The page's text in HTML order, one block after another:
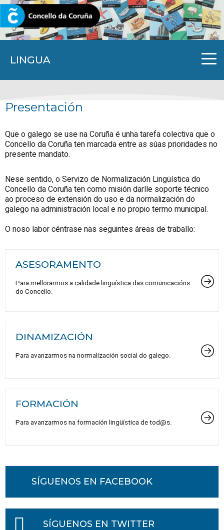
LINGUA
CORUNA.GAL
Presentación
Que o galego se use na Coruña é unha tarefa colectiva que o
Concello da Coruña ten marcada entre as súas prioridades no
presente mandato.
Nese sentido, o Servizo de Normalización Lingüística do
Concello da Coruña ten como misión darlle soporte técnico
ao proceso de extensión do uso e da normalización do
galego na administración local e no propio termo municipal.
O noso labor céntrase nas seguintes áreas de traballo:
ASESORAMENTO
Para mellorarmos a calidade lingüística das comunicacións
do Concello.
DINAMIZACIÓN
Para avanzarmos na normalización social do galego.
FORMACIÓN
Para avanzarmos na formación lingüística de tod@s.
SÍGUENOS EN FACEBOOK
SÍGUENOS EN TWITTER